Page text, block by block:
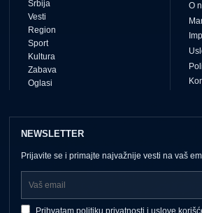
Srbija
Vesti
Region
Sport
Kultura
Zabava
Oglasi
O
NEWSLETTER
Prijavite se i primajte najvažnije vesti na vaš
Prihvatam politiku privatnosti i uslove